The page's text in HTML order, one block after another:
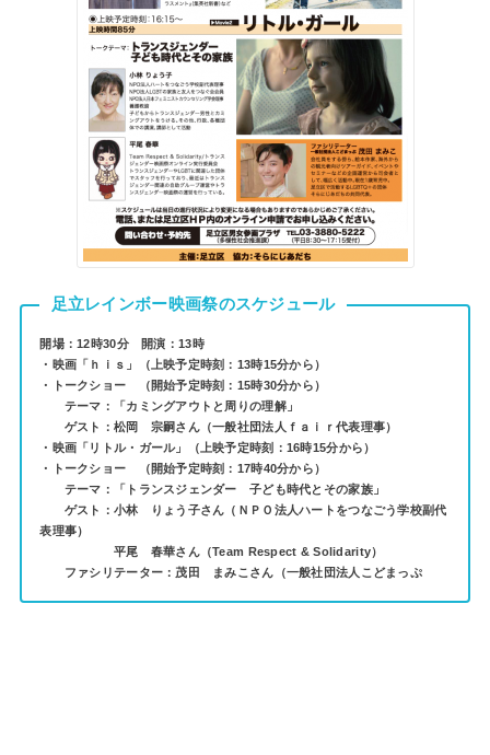
足立レインボー映画祭のスケジュール
開場：12時30分 開演：13時
・映画「ｈｉｓ」（上映予定時刻：13時15分から）
・トークショー （開始予定時刻：15時30分から）
テーマ：「カミングアウトと周りの理解」
ゲスト：松岡 宗嗣さん（一般社団法人ｆａｉｒ代表理事）
・映画「リトル・ガール」（上映予定時刻：16時15分から）
・トークショー （開始予定時刻：17時40分から）
テーマ：「トランスジェンダー 子ども時代とその家族」
ゲスト：小林 りょう子さん（ＮＰＯ法人ハートをつなごう学校副代
表理事）
平尾 春華さん（Team Respect & Solidarity）
ファシリテーター：茂田 まみこさん（一般社団法人こどまっぷ